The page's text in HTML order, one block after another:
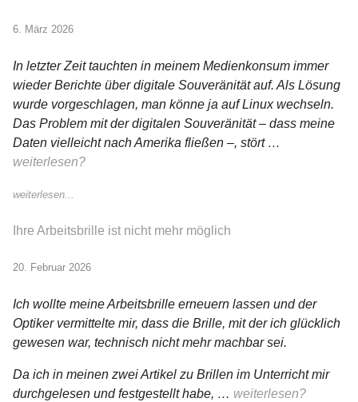
6. März 2026
In letzter Zeit tauchten in meinem Medienkonsum immer
wieder Berichte über digitale Souveränität auf. Als Lösung
wurde vorgeschlagen, man könne ja auf Linux wechseln.
Das Problem mit der digitalen Souveränität – dass meine
Daten vielleicht nach Amerika fließen –, stört …
weiterlesen?
weiterlesen...
Ihre Arbeitsbrille ist nicht mehr möglich
20. Februar 2026
Ich wollte meine Arbeitsbrille erneuern lassen und der
Optiker vermittelte mir, dass die Brille, mit der ich glücklich
gewesen war, technisch nicht mehr machbar sei.
Da ich in meinen zwei Artikel zu Brillen im Unterricht mir
durchgelesen und festgestellt habe, … weiterlesen?